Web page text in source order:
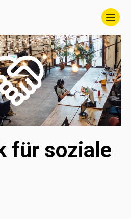
uns
für soziale